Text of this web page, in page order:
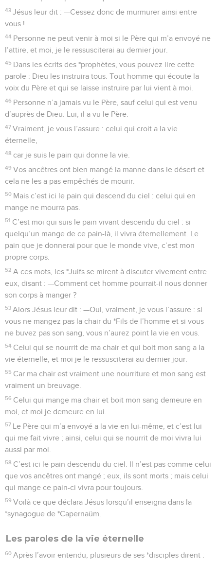
43 Jésus leur dit : —Cessez donc de murmurer ainsi entre
vous !
44 Personne ne peut venir à moi si le Père qui m’a envoyé ne
l’attire, et moi, je le ressusciterai au dernier jour.
45 Dans les écrits des *prophètes, vous pouvez lire cette
parole : Dieu les instruira tous. Tout homme qui écoute la
voix du Père et qui se laisse instruire par lui vient à moi.
46 Personne n’a jamais vu le Père, sauf celui qui est venu
d’auprès de Dieu. Lui, il a vu le Père.
47 Vraiment, je vous l’assure : celui qui croit a la vie
éternelle,
48 car je suis le pain qui donne la vie.
49 Vos ancêtres ont bien mangé la manne dans le désert et
cela ne les a pas empêchés de mourir.
50 Mais c’est ici le pain qui descend du ciel : celui qui en
mange ne mourra pas.
51 C’est moi qui suis le pain vivant descendu du ciel : si
quelqu’un mange de ce pain-là, il vivra éternellement. Le
pain que je donnerai pour que le monde vive, c’est mon
propre corps.
52 A ces mots, les *Juifs se mirent à discuter vivement entre
eux, disant : —Comment cet homme pourrait-il nous donner
son corps à manger ?
53 Alors Jésus leur dit : —Oui, vraiment, je vous l’assure : si
vous ne mangez pas la chair du *Fils de l’homme et si vous
ne buvez pas son sang, vous n’aurez point la vie en vous.
54 Celui qui se nourrit de ma chair et qui boit mon sang a la
vie éternelle, et moi je le ressusciterai au dernier jour.
55 Car ma chair est vraiment une nourriture et mon sang est
vraiment un breuvage.
56 Celui qui mange ma chair et boit mon sang demeure en
moi, et moi je demeure en lui.
57 Le Père qui m’a envoyé a la vie en lui-même, et c’est lui
qui me fait vivre ; ainsi, celui qui se nourrit de moi vivra lui
aussi par moi.
58 C’est ici le pain descendu du ciel. Il n’est pas comme celui
que vos ancêtres ont mangé ; eux, ils sont morts ; mais celui
qui mange ce pain-ci vivra pour toujours.
59 Voilà ce que déclara Jésus lorsqu’il enseigna dans la
*synagogue de *Capernaüm.
Les paroles de la vie éternelle
60 Après l’avoir entendu, plusieurs de ses *disciples dirent :